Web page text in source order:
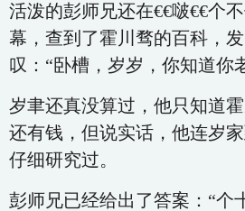
活泼的彭师兄还在€€啵€€个
幕，查到了霍川骛的百科，
叹：“卧槽，岁岁，你知道你
岁聿还真没算过，他只知道
还有钱，但说实话，他连岁
仔细研究过。
彭师兄已经给出了答案：“